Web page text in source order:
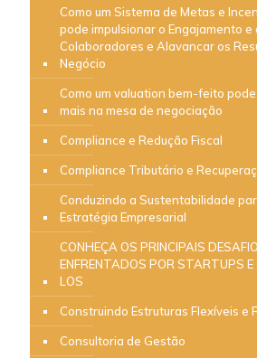
Como um Sistema de Metas e
pode impulsionar o Engajamento e
Colaboradores e Alavancar os
Negócio
Como um valuation bem-feito
mais na mesa de negociação
Compliance e Redução Fiscal
Compliance Tributário e
Conduzindo a Sustentabilidade
Estratégia Empresarial
CONHEÇA OS PRINCIPAIS
ENFRENTADOS POR STARTUPS
LOS
Construindo Estruturas Flexíveis e
Consultoria de Gestão